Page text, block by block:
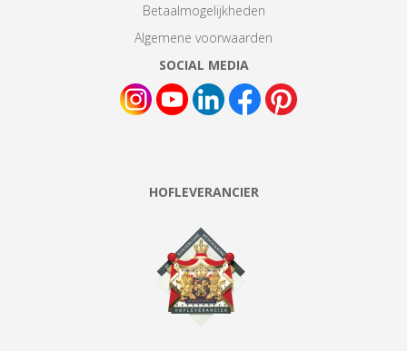
Betaalmogelijkheden
Algemene voorwaarden
SOCIAL MEDIA
HOFLEVERANCIER